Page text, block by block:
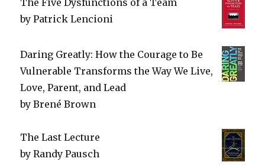
byPatrick Lencioni
Daring Greatly: How the Courage to Be
Vulnerable Transforms the Way We Live,
Love, Parent, and Lead
byBrené Brown
The Last Lecture
byRandy Pausch